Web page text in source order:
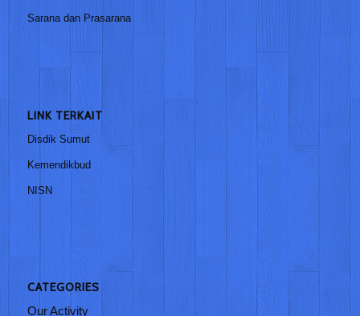
Sarana dan Prasarana
LINK TERKAIT
Disdik Sumut
Kemendikbud
NISN
CATEGORIES
Our Activity